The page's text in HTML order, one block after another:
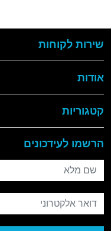
שירות לקוחות
אודות
קטגוריות
הרשמו לעידכונים